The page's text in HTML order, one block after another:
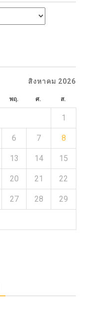
สิงหาคม 2026
พฤ. ศ. ส.
1
6 7 8
13 14 15
20 21 22
27 28 29